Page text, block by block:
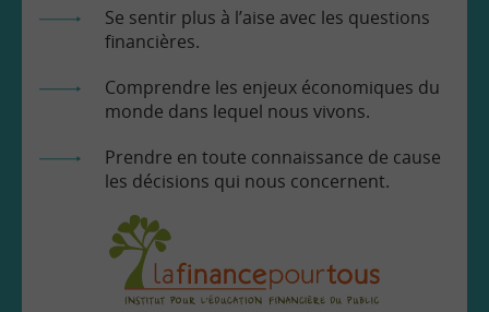
Se sentir plus à l’aise avec les questions
financières.
Comprendre les enjeux économiques du
monde dans lequel nous vivons.
Prendre en toute connaissance de cause
les décisions qui nous concernent.